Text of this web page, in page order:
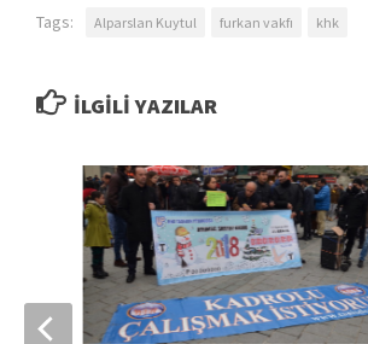
Tags: Alparslan Kuytul furkan vakfı khk
İLGILI YAZILAR